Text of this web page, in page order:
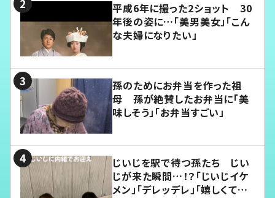
平成6年に撮った2ショット 30
年後の姿に…「美男美女」「こん
な夫婦になりたい」
孫のためにお弁当を作った祖
母 孫が絶賛したお弁当に「美
味しそう」「お弁当すごい」
じいじを駅で待つ孫たち じい
じが来た瞬間…！？「じいじイケ
メン」「デレッデレ」「嬉しくて可